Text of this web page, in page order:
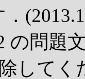
の問題
してく